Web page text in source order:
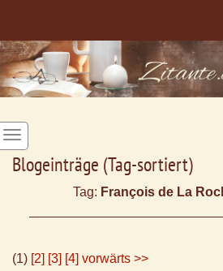
Blogeinträge (Tag-sortiert)
Tag: François de La
(1) [2] [3] [4] vorwärts >>